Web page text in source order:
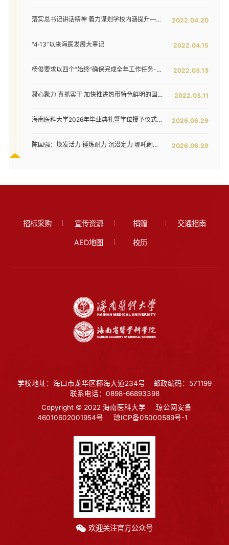
2022.04.20
落实总书记讲话精神 着力谋划学校内涵提升——我校召开发展战略咨询委员会第二次工作会议
2022.04.15
“4·13”以来海医发展大事记
2022.03.13
杨俊要求以四个“始终”确保完成全年工作任务--我校六届五次教代会暨七届二次工代会胜利闭幕
2022.03.11
凝心聚力 真抓实干 加快推进热带特色鲜明的国际化高水平医科大学建设步伐 ——我校六届五次教代会暨七届二次工代会隆重开幕
2026.06.29
海南医科大学2026年毕业典礼暨学位授予仪式举行
2026.06.29
陈国强：焕发活力 锤炼耐力 沉潜定力 哪吒闹海拓新程——在海南医科大学2026年毕业典礼上的讲话
招标采购 宣传资源 捐赠 交通指南
AED地图 校历
学校地址：海口市龙华区椰海大道234号
邮政编码：571199
联系电话：0898-66893398
Copyright © 2022 海南医科大学
琼公网安备
46010602001954号
琼ICP备05000589号-1
欢迎关注官方公众号